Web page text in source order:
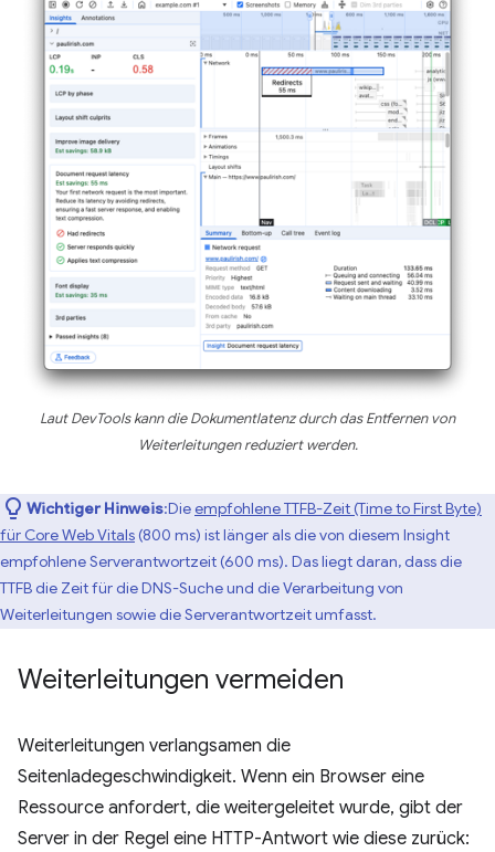
Laut DevTools kann die Dokumentlatenz durch das Entfernen von
Weiterleitungen reduziert werden.
Wichtiger Hinweis:Dieempfohlene TTFB-Zeit (Time to First Byte)
für Core Web Vitals(800 ms) ist länger als die von diesem Insight
empfohlene Serverantwortzeit (600 ms). Das liegt daran, dass die
TTFB die Zeit für die DNS-Suche und die Verarbeitung von
Weiterleitungen sowie die Serverantwortzeit umfasst.
Weiterleitungen vermeiden
Weiterleitungen verlangsamen die
Seitenladegeschwindigkeit. Wenn ein Browser eine
Ressource anfordert, die weitergeleitet wurde, gibt der
Server in der Regel eine HTTP-Antwort wie diese zurück: